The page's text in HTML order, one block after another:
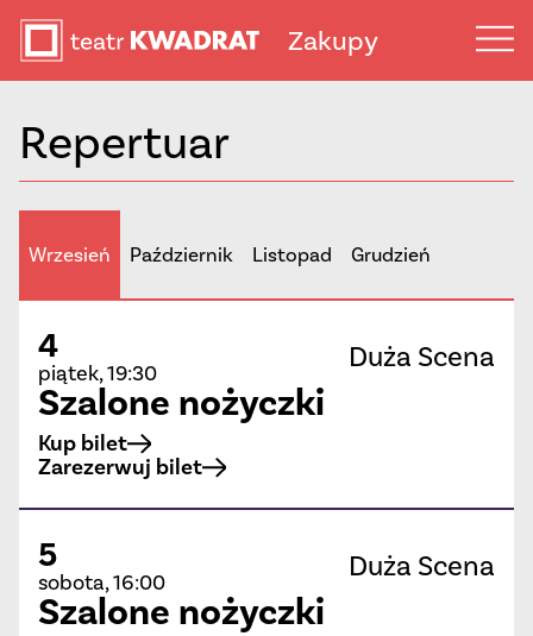
Zakupy
Repertuar
Wrzesień Październik Listopad Grudzień
4
piątek, 19:30
Szalone nożyczki
Duża Scena
Kup bilet
Zarezerwuj bilet
5
sobota, 16:00
Szalone nożyczki
Duża Scena